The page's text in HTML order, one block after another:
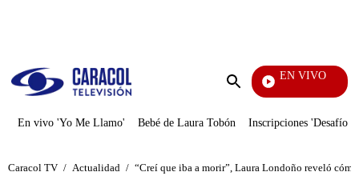
Enviar
EN VIVO
En vivo 'Yo Me Llamo' Bebé de Laura Tobón Inscripciones 'Desafío'
Caracol TV / Actualidad / “Creí que iba a morir”, Laura Londoño reveló